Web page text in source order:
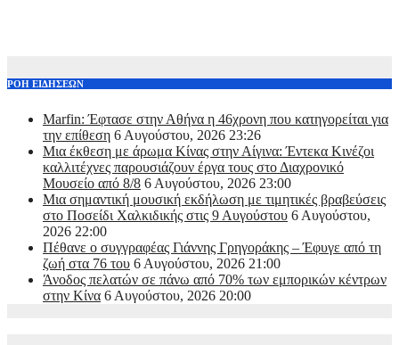
ΡΟΗ ΕΙΔΗΣΕΩΝ
Marfin: Έφτασε στην Αθήνα η 46χρονη που κατηγορείται για
την επίθεση 6 Αυγούστου, 2026 23:26
Μια έκθεση με άρωμα Κίνας στην Αίγινα: Έντεκα Κινέζοι
καλλιτέχνες παρουσιάζουν έργα τους στο Διαχρονικό
Μουσείο από 8/8 6 Αυγούστου, 2026 23:00
Μια σημαντική μουσική εκδήλωση με τιμητικές βραβεύσεις
στο Ποσείδι Χαλκιδικής στις 9 Αυγούστου 6 Αυγούστου,
2026 22:00
Πέθανε ο συγγραφέας Γιάννης Γρηγοράκης – Έφυγε από τη
ζωή στα 76 του 6 Αυγούστου, 2026 21:00
Άνοδος πελατών σε πάνω από 70% των εμπορικών κέντρων
στην Κίνα 6 Αυγούστου, 2026 20:00